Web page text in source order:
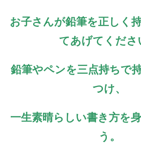
お子さんが鉛筆を正しく
てあげてくださ
鉛筆やペンを三点持ちで
つけ、
一生素晴らしい書き方を
う。